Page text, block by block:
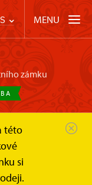
MENU
zámku
této
si
II: Knížecí byt
byt